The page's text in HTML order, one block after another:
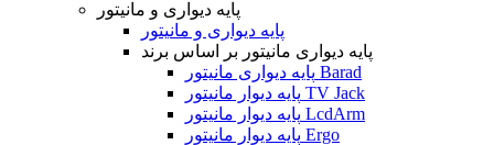
پایه دیواری و مانیتور
پایه دیواری و مانیتور
پایه دیواری مانیتور بر اساس برند
پایه دیواری مانیتور Barad
پایه دیوار مانیتور TV Jack
پایه دیوار مانیتور LcdArm
پایه دیوار مانیتور Ergo